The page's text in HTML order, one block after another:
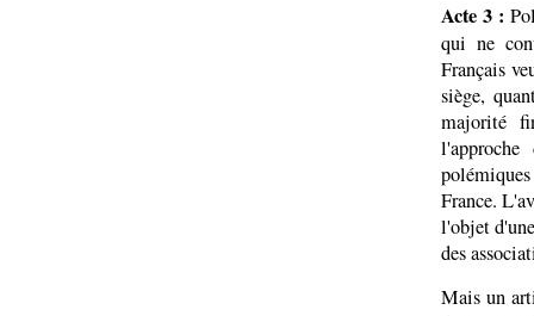
Acte 3 :
qui ne
Français
siège,
majorité
France.
l'objet
des
Mais un